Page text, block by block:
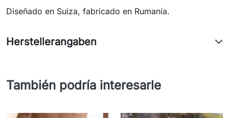
Diseñado en Suiza, fabricado en Rumanía.
Herstellerangaben
También podría interesarle